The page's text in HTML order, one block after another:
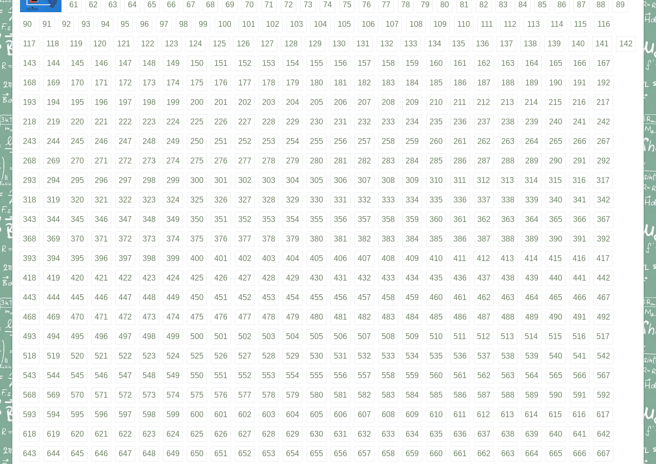
61 62 63 64 65 66 67 68 69 70 71 72 73 74 75 76 77 78 79 80 81 82 83 84 85 86 87 88 89
90 91 92 93 94 95 96 97 98 99 100 101 102 103 104 105 106 107 108 109 110 111 112 113 114 115 116
117 118 119 120 121 122 123 124 125 126 127 128 129 130 131 132 133 134 135 136 137 138 139 140 141 142
143 144 145 146 147 148 149 150 151 152 153 154 155 156 157 158 159 160 161 162 163 164 165 166 167
168 169 170 171 172 173 174 175 176 177 178 179 180 181 182 183 184 185 186 187 188 189 190 191 192
193 194 195 196 197 198 199 200 201 202 203 204 205 206 207 208 209 210 211 212 213 214 215 216 217
218 219 220 221 222 223 224 225 226 227 228 229 230 231 232 233 234 235 236 237 238 239 240 241 242
243 244 245 246 247 248 249 250 251 252 253 254 255 256 257 258 259 260 261 262 263 264 265 266 267
268 269 270 271 272 273 274 275 276 277 278 279 280 281 282 283 284 285 286 287 288 289 290 291 292
293 294 295 296 297 298 299 300 301 302 303 304 305 306 307 308 309 310 311 312 313 314 315 316 317
318 319 320 321 322 323 324 325 326 327 328 329 330 331 332 333 334 335 336 337 338 339 340 341 342
343 344 345 346 347 348 349 350 351 352 353 354 355 356 357 358 359 360 361 362 363 364 365 366 367
368 369 370 371 372 373 374 375 376 377 378 379 380 381 382 383 384 385 386 387 388 389 390 391 392
393 394 395 396 397 398 399 400 401 402 403 404 405 406 407 408 409 410 411 412 413 414 415 416 417
418 419 420 421 422 423 424 425 426 427 428 429 430 431 432 433 434 435 436 437 438 439 440 441 442
443 444 445 446 447 448 449 450 451 452 453 454 455 456 457 458 459 460 461 462 463 464 465 466 467
468 469 470 471 472 473 474 475 476 477 478 479 480 481 482 483 484 485 486 487 488 489 490 491 492
493 494 495 496 497 498 499 500 501 502 503 504 505 506 507 508 509 510 511 512 513 514 515 516 517
518 519 520 521 522 523 524 525 526 527 528 529 530 531 532 533 534 535 536 537 538 539 540 541 542
543 544 545 546 547 548 549 550 551 552 553 554 555 556 557 558 559 560 561 562 563 564 565 566 567
568 569 570 571 572 573 574 575 576 577 578 579 580 581 582 583 584 585 586 587 588 589 590 591 592
593 594 595 596 597 598 599 600 601 602 603 604 605 606 607 608 609 610 611 612 613 614 615 616 617
618 619 620 621 622 623 624 625 626 627 628 629 630 631 632 633 634 635 636 637 638 639 640 641 642
643 644 645 646 647 648 649 650 651 652 653 654 655 656 657 658 659 660 661 662 663 664 665 666 667